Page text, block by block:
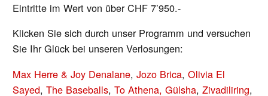
Eintritte im Wert von über CHF 7’950.-
Klicken Sie sich durch unser Programm und versuchen
Sie Ihr Glück bei unseren Verlosungen:
Max Herre & Joy Denalane,Jozo Brica,Olivia El
Sayed,The Baseballs,To Athena, Gülsha,Zivadiliring,